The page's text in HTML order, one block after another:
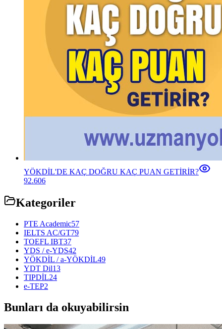
YÖKDİL'DE KAÇ DOĞRU KAÇ PUAN GETİRİR?
92.606
Kategoriler
PTE Academic57
IELTS AC/GT79
TOEFL IBT37
YDS / e-YDS42
YÖKDİL / a-YÖKDİL49
YDT Dil13
TIPDİL24
e-TEP2
Bunları da okuyabilirsin